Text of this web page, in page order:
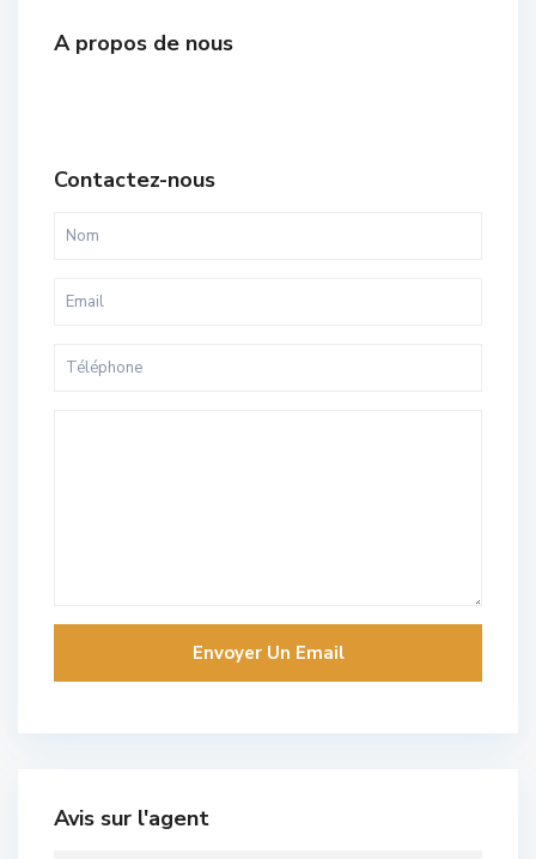
A propos de nous
Contactez-nous
Avis sur l'agent